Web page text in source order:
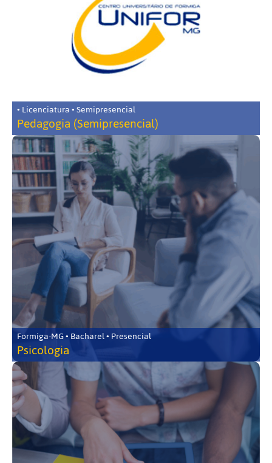
• Licenciatura • Semipresencial
Pedagogia (Semipresencial)
Formiga-MG • Bacharel • Presencial
Psicologia